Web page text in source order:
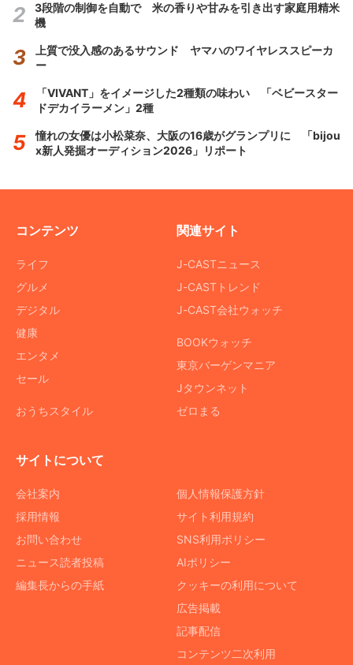
3段階の制御を自動で 米の香りや甘みを引き出す家庭用精米
機
上質で没入感のあるサウンド ヤマハのワイヤレススピーカ
ー
「VIVANT」をイメージした2種類の味わい 「ベビースター
ドデカイラーメン」2種
憧れの女優は小松菜奈、大阪の16歳がグランプリに 「bijou
x新人発掘オーディション2026」リポート
コンテンツ
ライフ
グルメ
デジタル
健康
エンタメ
セール
おうちスタイル
関連サイト
J-CASTニュース
J-CASTトレンド
J-CAST会社ウォッチ
BOOKウォッチ
東京バーゲンマニア
Jタウンネット
ゼロまる
サイトについて
会社案内
採用情報
お問い合わせ
ニュース読者投稿
編集長からの手紙
個人情報保護方針
サイト利用規約
SNS利用ポリシー
AIポリシー
クッキーの利用について
広告掲載
記事配信
コンテンツ二次利用